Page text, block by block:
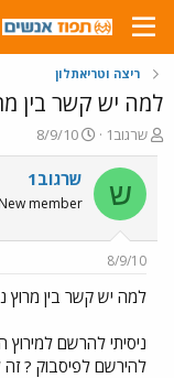
ריצה וטריאתלון
למה יש קשר בין
פ
ו
ת
ח
ה
ו
ש
א
שרגוב1
פ
ו
ר
ם
ר
8/9/10
ש שרגוב1
New member
8/9/10
למה יש קשר בין מרוץ
ניסיתי להרשם למירוץ
להירשם לפיסבוק ?